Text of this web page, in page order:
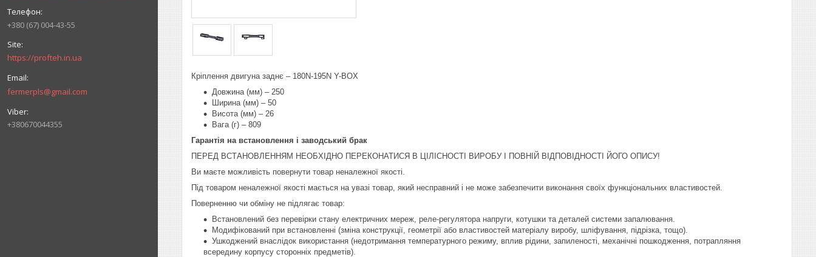
+380 (67) 004-43-55
https://profteh.in.ua
fermerpls@gmail.com
+380670044355
Кріплення двигуна заднє – 180N-195N Y-BOX
Довжина (мм) – 250
Ширина (мм) – 50
Висота (мм) – 26
Вага (г) – 809
Гарантія на встановлення і заводський брак
ПЕРЕД ВСТАНОВЛЕННЯМ НЕОБХІДНО ПЕРЕКОНАТИСЯ В ЦІЛІСНОСТІ ВИРОБУ І ПОВНІЙ ВІДПОВІДНОСТІ ЙОГО ОПИСУ!
Ви маєте можливість повернути товар неналежної якості.
Під товаром неналежної якості мається на увазі товар, який несправний і не може забезпечити виконання своїх функціональних властивостей.
Поверненню чи обміну не підлягає товар:
Встановлений без перевірки стану електричних мереж, реле-регулято­ра напруги, котушки та деталей системи запалювання.
Модифікований при встановленні (зміна конструкції, геометрії або властивостей матеріалу виробу, шліфування, підрізка, тощо).
Ушкоджений внаслідок використання (недотримання температурного режиму, вплив рідини, запиленості, механічні пошкодження, потрапляння
всередину корпусу сторонніх предметів).